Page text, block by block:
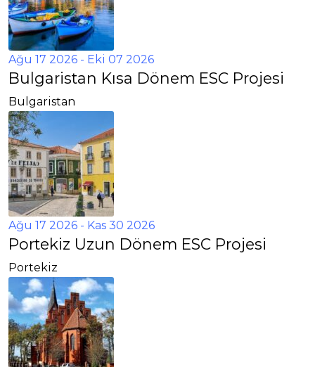
Ağu 17 2026 - Eki 07 2026
Bulgaristan Kısa Dönem ESC Projesi
Bulgaristan
Ağu 17 2026 - Kas 30 2026
Portekiz Uzun Dönem ESC Projesi
Portekiz